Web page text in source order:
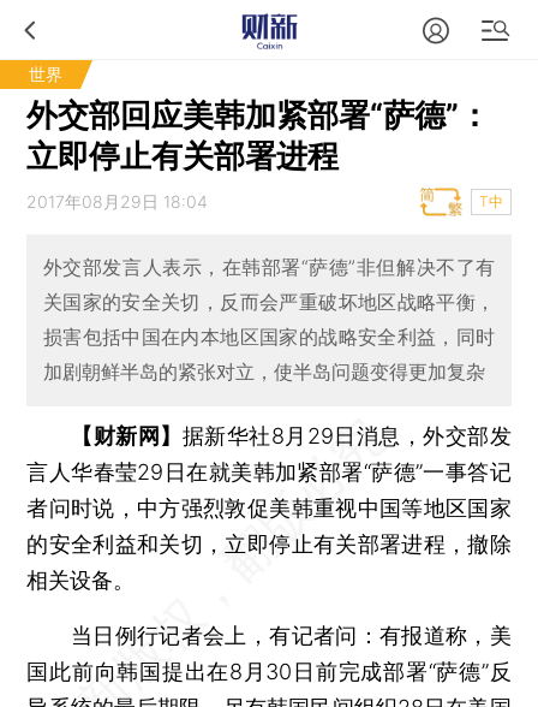
世界
外交部回应美韩加紧部署“萨德”：
立即停止有关部署进程
2017年08月29日 18:04 T中
外交部发言人表示，在韩部署“萨德”非但解决不了有
关国家的安全关切，反而会严重破坏地区战略平衡，
损害包括中国在内本地区国家的战略安全利益，同时
加剧朝鲜半岛的紧张对立，使半岛问题变得更加复杂
【财新网】 据新华社8月29日消息，外交部发
言人华春莹29日在就美韩加紧部署“萨德”一事答记
者问时说，中方强烈敦促美韩重视中国等地区国家
的安全利益和关切，立即停止有关部署进程，撤除
相关设备。
当日例行记者会上，有记者问：有报道称，美
国此前向韩国提出在8月30日前完成部署“萨德”反